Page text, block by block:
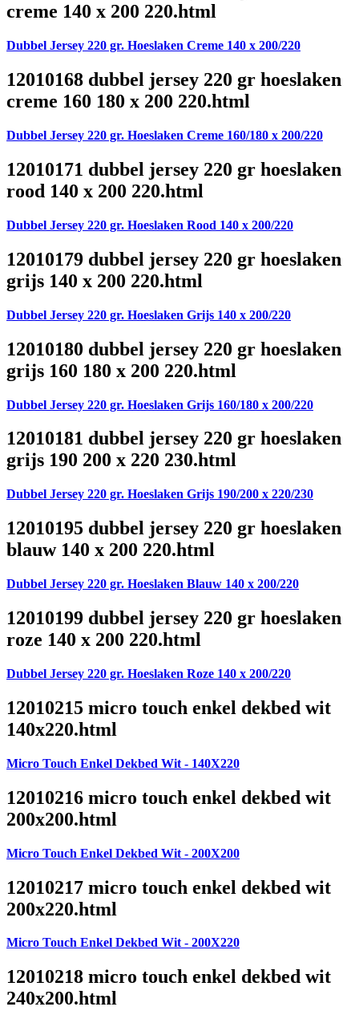
creme 140 x 200 220.html
Dubbel Jersey 220 gr. Hoeslaken Creme 140 x 200/220
12010168 dubbel jersey 220 gr hoeslaken
creme 160 180 x 200 220.html
Dubbel Jersey 220 gr. Hoeslaken Creme 160/180 x 200/220
12010171 dubbel jersey 220 gr hoeslaken
rood 140 x 200 220.html
Dubbel Jersey 220 gr. Hoeslaken Rood 140 x 200/220
12010179 dubbel jersey 220 gr hoeslaken
grijs 140 x 200 220.html
Dubbel Jersey 220 gr. Hoeslaken Grijs 140 x 200/220
12010180 dubbel jersey 220 gr hoeslaken
grijs 160 180 x 200 220.html
Dubbel Jersey 220 gr. Hoeslaken Grijs 160/180 x 200/220
12010181 dubbel jersey 220 gr hoeslaken
grijs 190 200 x 220 230.html
Dubbel Jersey 220 gr. Hoeslaken Grijs 190/200 x 220/230
12010195 dubbel jersey 220 gr hoeslaken
blauw 140 x 200 220.html
Dubbel Jersey 220 gr. Hoeslaken Blauw 140 x 200/220
12010199 dubbel jersey 220 gr hoeslaken
roze 140 x 200 220.html
Dubbel Jersey 220 gr. Hoeslaken Roze 140 x 200/220
12010215 micro touch enkel dekbed wit
140x220.html
Micro Touch Enkel Dekbed Wit - 140X220
12010216 micro touch enkel dekbed wit
200x200.html
Micro Touch Enkel Dekbed Wit - 200X200
12010217 micro touch enkel dekbed wit
200x220.html
Micro Touch Enkel Dekbed Wit - 200X220
12010218 micro touch enkel dekbed wit
240x200.html